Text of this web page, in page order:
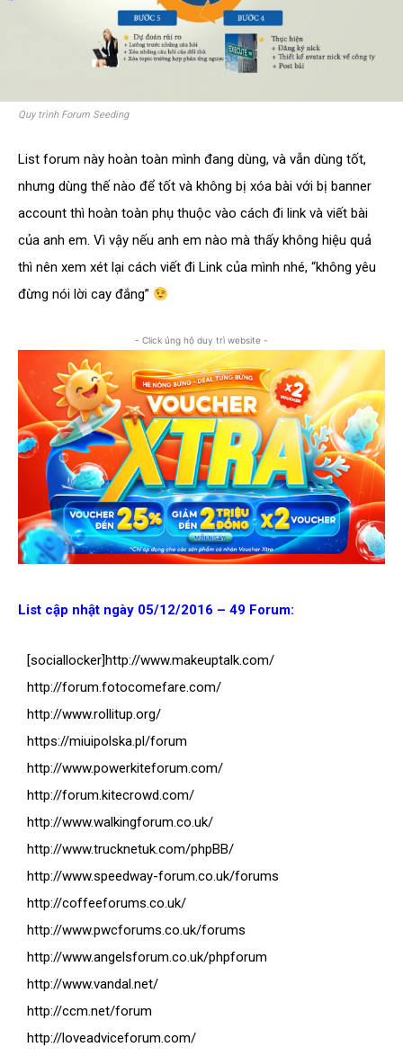
Quy trình Forum Seeding
List forum này hoàn toàn mình đang dùng, và vẫn dùng tốt,
nhưng dùng thế nào để tốt và không bị xóa bài với bị banner
account thì hoàn toàn phụ thuộc vào cách đi link và viết bài
của anh em. Vì vậy nếu anh em nào mà thấy không hiệu quả
thì nên xem xét lại cách viết đi Link của mình nhé, “không yêu
đừng nói lời cay đắng”
- Click ủng hộ duy trì website -
List cập nhật ngày 05/12/2016 – 49 Forum:
[sociallocker]http://www.makeuptalk.com/
http://forum.fotocomefare.com/
http://www.rollitup.org/
https://miuipolska.pl/forum
http://www.powerkiteforum.com/
http://forum.kitecrowd.com/
http://www.walkingforum.co.uk/
http://www.trucknetuk.com/phpBB/
http://www.speedway-forum.co.uk/forums
http://coffeeforums.co.uk/
http://www.pwcforums.co.uk/forums
http://www.angelsforum.co.uk/phpforum
http://www.vandal.net/
http://ccm.net/forum
http://loveadviceforum.com/